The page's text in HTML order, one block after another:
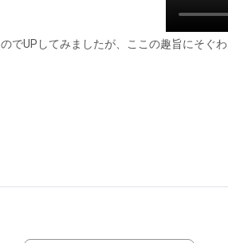
でUPしてみましたが、ここの趣旨にそぐわ